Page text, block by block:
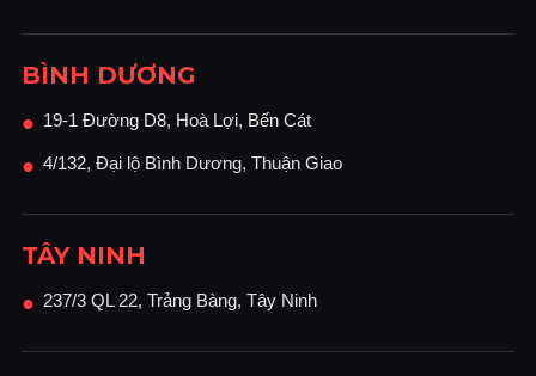
BÌNH DƯƠNG
● 19-1 Đường D8, Hoà Lợi, Bến Cát
● 4/132, Đại lộ Bình Dương, Thuận Giao
TÂY NINH
● 237/3 QL 22, Trảng Bàng, Tây Ninh